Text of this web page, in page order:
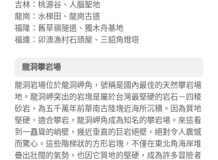
吉林：桃源谷、人腦聖地
龍崗：水梯田、龍崗古道
福隆：舊草嶺隧道、獨木舟基地
福連：卯澳漁村石頭屋、三貂角燈塔
龍洞攀岩場
龍洞岩場位於龍洞岬角，號稱是國內最佳的天然攀岩場
地。龍洞岬突出的岩塊是屬於台灣最堅硬的岩石－四稜
砂岩，為五千萬年前華南古陸塊近海所沉積。因為質地
堅硬，適合攀岩，龍洞岬角成為知名的攀岩場。來這看
到一矗聳的峭壁，幾近垂直的巨岩絕壁，絕對令人震憾
而驚心。這些階梯狀的方形岩塊，不僅在東北角海岸堆
疊出壯闊的氣勢，也因它質地的堅硬，成為許多冒險者